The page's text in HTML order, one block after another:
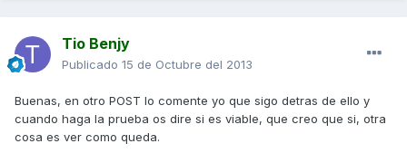
Tio Benjy
Publicado 15 de Octubre del 2013
Buenas, en otro POST lo comente yo que sigo detras de ello y
cuando haga la prueba os dire si es viable, que creo que si, otra
cosa es ver como queda.